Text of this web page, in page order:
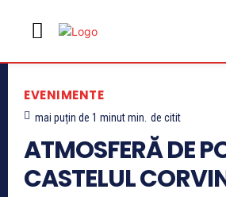
EVENIMENTE
mai puțin de 1 minutmin. de citit
ATMOSFERĂ DE
CASTELUL